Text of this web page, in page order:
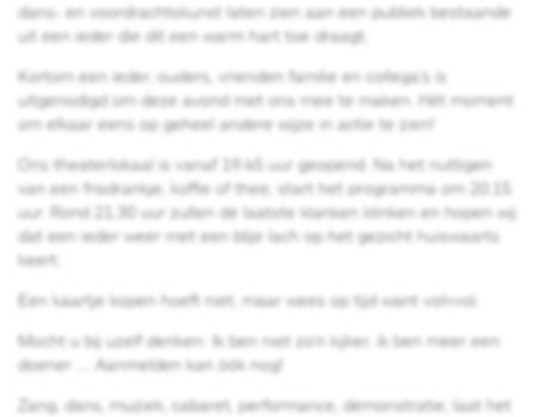
dans- en voordrachtskunst laten zien aan een publiek bestaande
uit een ieder die dit een warm hart toe draagt.
Kortom een ieder, ouders, vrienden familie en collega’s is
uitgenodigd om deze avond met ons mee te maken. Hét moment
om elkaar eens op geheel andere wijze in actie te zien!
Ons theaterlokaal is vanaf 19.45 uur geopend. Na het nuttigen
van een frisdrankje, koffie of thee, start het programma om 20.15
uur. Rond 21.30 uur zullen de laatste klanken klinken en hopen wij
dat een ieder weer met een blije lach op het gezicht huiswaarts
keert.
Een kaartje kopen hoeft niet, maar wees op tijd want vol=vol.
Mocht u bij uzelf denken: Ik ben niet zo’n kijker, ik ben meer een
doener …. Aanmelden kan óók nog!
Zang, dans, muziek, cabaret, performance, demonstratie, laat het